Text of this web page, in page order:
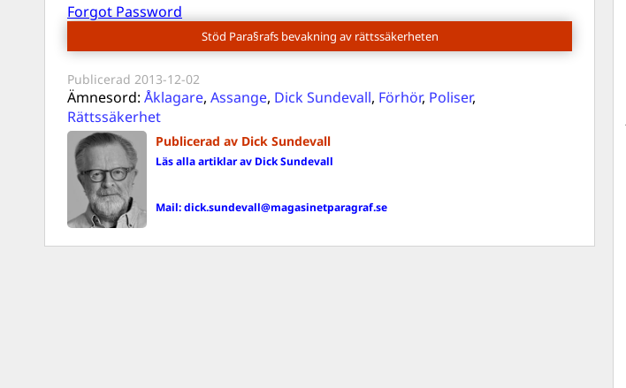
Forgot Password
Stöd Para§rafs bevakning av rättssäkerheten
Publicerad 2013-12-02
Ämnesord: Åklagare, Assange, Dick Sundevall, Förhör, Poliser,
Rättssäkerhet
Publicerad av Dick Sundevall
Läs alla artiklar av Dick Sundevall
Mail:dick.sundevall@magasinetparagraf.se